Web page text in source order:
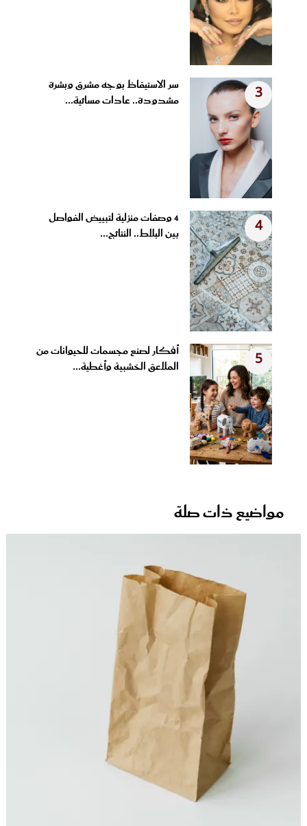
3
سر الاستيقاظ بوجه مشرق وبشرة
مشدودة.. عادات مسائية...
4
4 وصفات منزلية لتبييض الفواصل
بين البلاط.. النتائج...
5
أفكار لصنع مجسمات للحيوانات من
الملاعق الخشبية وأغطية...
مواضيع ذات صلة